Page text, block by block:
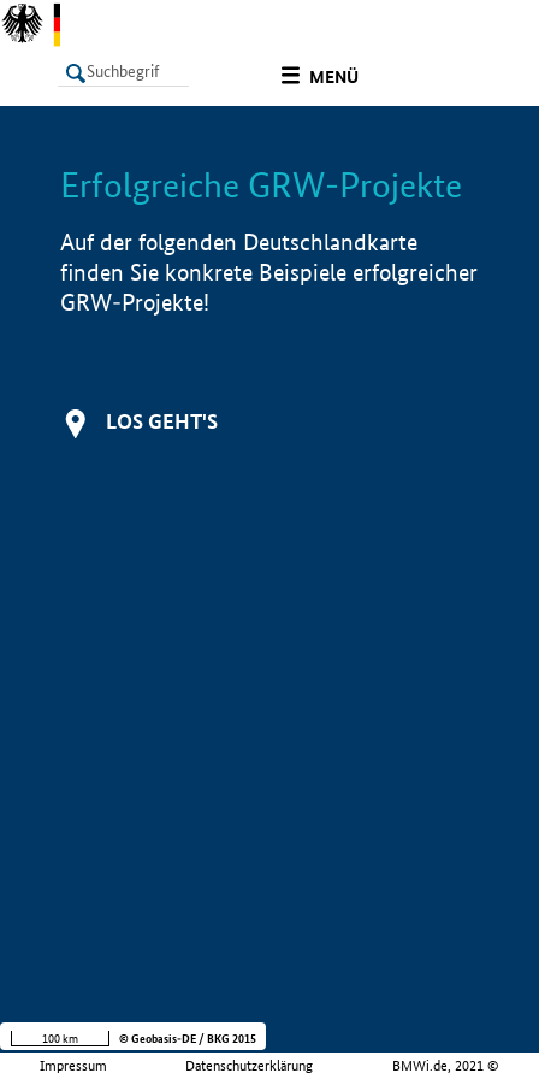
MENÜ
LISTE Info
Erfolgreiche GRW-Projekte
Auf der folgenden Deutschlandkarte
finden Sie konkrete Beispiele erfolgreicher
GRW-Projekte!
LOS GEHT'S
Impressum Datenschutzerklärung BMWi.de, 2021 ©
100 km © Geobasis-DE / BKG 2015